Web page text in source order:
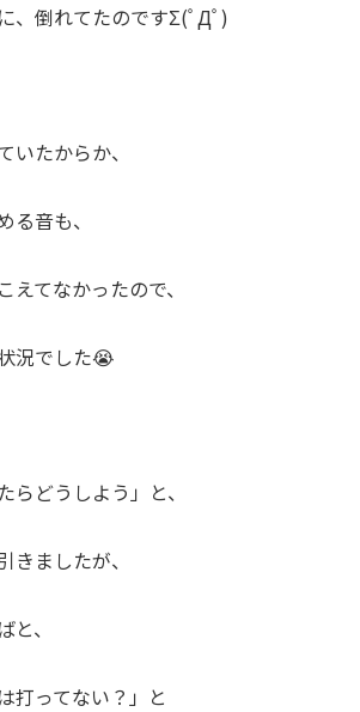
、倒れてたのですΣ(ﾟДﾟ)
いたからか、
る音も、
てなかったので、
況でした😭
らどうしよう」と、
きましたが、
、
打ってない？」と